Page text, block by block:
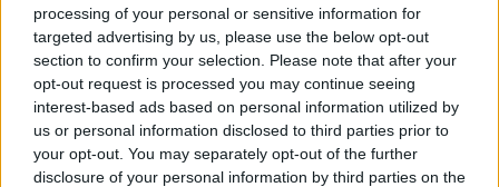
processing of your personal or sensitive information for
targeted advertising by us, please use the below opt-out
section to confirm your selection. Please note that after your
opt-out request is processed you may continue seeing
interest-based ads based on personal information utilized by
us or personal information disclosed to third parties prior to
your opt-out. You may separately opt-out of the further
disclosure of your personal information by third parties on the